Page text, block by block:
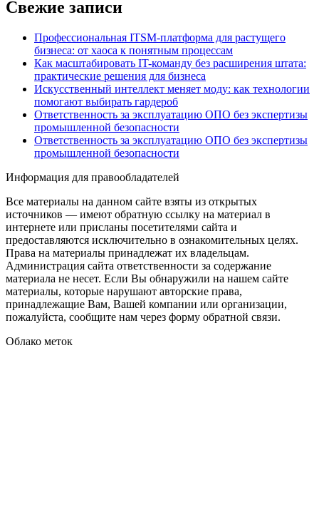
Свежие записи
Профессиональная ITSM-платформа для растущего
бизнеса: от хаоса к понятным процессам
Как масштабировать IT-команду без расширения штата:
практические решения для бизнеса
Искусственный интеллект меняет моду: как технологии
помогают выбирать гардероб
Ответственность за эксплуатацию ОПО без экспертизы
промышленной безопасности
Ответственность за эксплуатацию ОПО без экспертизы
промышленной безопасности
Информация для правообладателей
Все материалы на данном сайте взяты из открытых
источников — имеют обратную ссылку на материал в
интернете или присланы посетителями сайта и
предоставляются исключительно в ознакомительных целях.
Права на материалы принадлежат их владельцам.
Администрация сайта ответственности за содержание
материала не несет. Если Вы обнаружили на нашем сайте
материалы, которые нарушают авторские права,
принадлежащие Вам, Вашей компании или организации,
пожалуйста, сообщите нам через форму обратной связи.
Облако меток